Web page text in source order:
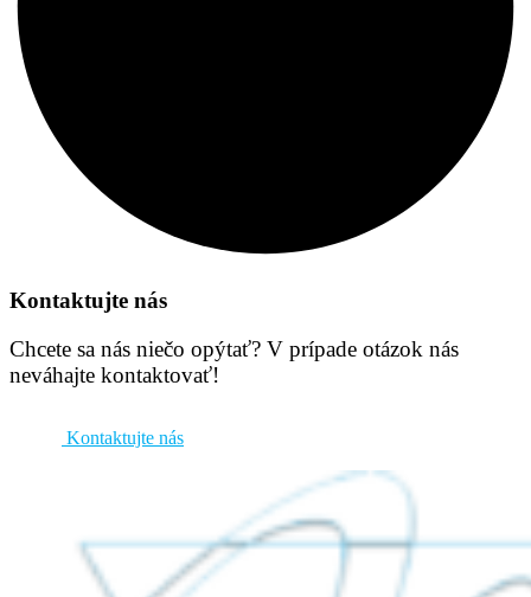
Kontaktujte nás
Chcete sa nás niečo opýtať? V prípade otázok nás
neváhajte kontaktovať!
Kontaktujte nás